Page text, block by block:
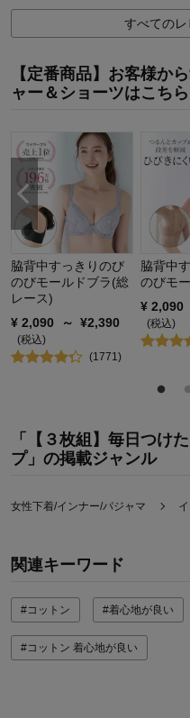
購入商品：
サイズ：
すべての
【定番商品】お客様か
ャー＆ショーツはこちら
脇背中すっきりのび
のびモールドブラ(総
レース)
¥ 2,090 ～ ¥2,390
(税込)
(1771 )
脇背中
のびモ
¥ 2,090
(税込)
「【３枚組】毎日つけ
プ」の掲載ジャンル
女性下着/インナー/パジャマ
関連キーワード
#コットン #着心地が良い
#コットン 着心地が良い